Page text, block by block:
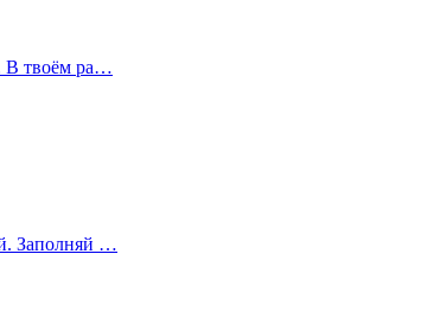
В твоём ра…
Заполняй …